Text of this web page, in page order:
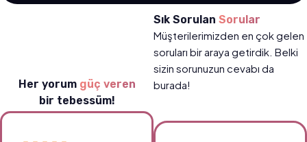
Her yorum güç veren
bir tebessüm!
Sık Sorulan Sorular
Müşterilerimizden en çok gelen
soruları bir araya getirdik. Belki
sizin sorunuzun cevabı da
burada!